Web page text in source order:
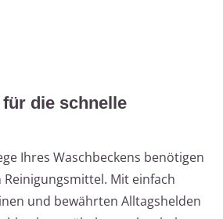
die schnelle
Ihres Waschbeckens benötigen
Reinigungsmittel. Mit einfach
und bewährten Alltagshelden